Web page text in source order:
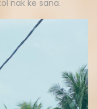
nak ke sana.